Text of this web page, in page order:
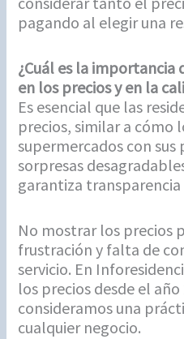
pagando al elegir una
¿Cuál es la
en los precios y en la
Es esencial que las
precios, similar a cómo
supermercados con
sorpresas
garantiza transparencia
No mostrar los precios
frustración y falta de
servicio. En
los precios desde el
consideramos una
cualquier negocio.